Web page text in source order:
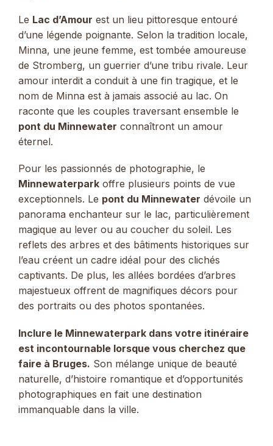
Le Lac d’Amour est un lieu pittoresque entouré
d’une légende poignante. Selon la tradition locale,
Minna, une jeune femme, est tombée amoureuse
de Stromberg, un guerrier d’une tribu rivale. Leur
amour interdit a conduit à une fin tragique, et le
nom de Minna est à jamais associé au lac. On
raconte que les couples traversant ensemble le
pont du Minnewater connaîtront un amour
éternel.
Pour les passionnés de photographie, le
Minnewaterpark offre plusieurs points de vue
exceptionnels. Le pont du Minnewater dévoile un
panorama enchanteur sur le lac, particulièrement
magique au lever ou au coucher du soleil. Les
reflets des arbres et des bâtiments historiques sur
l’eau créent un cadre idéal pour des clichés
captivants. De plus, les allées bordées d’arbres
majestueux offrent de magnifiques décors pour
des portraits ou des photos spontanées.
Inclure le Minnewaterpark dans votre itinéraire
est incontournable lorsque vous cherchez que
faire à Bruges. Son mélange unique de beauté
naturelle, d’histoire romantique et d’opportunités
photographiques en fait une destination
immanquable dans la ville.